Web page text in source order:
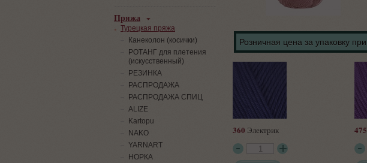
Розничная цена за упаковку
360 Электрик 475
Пряжа
Турецкая пряжа
Канеколон (косички)
РОТАНГ для плетения
(искусственный)
PЕЗИНКА
РАСПРОДАЖА
РАСПРОДАЖА СПИЦ
ALIZE
Kartopu
NAKO
YARNART
НОРКА